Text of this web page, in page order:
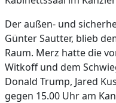
Der außen- und
Günter Sautter, blieb
Raum. Merz hatte die
Witkoff und dem
Donald Trump, Jared
gegen 15.00 Uhr am